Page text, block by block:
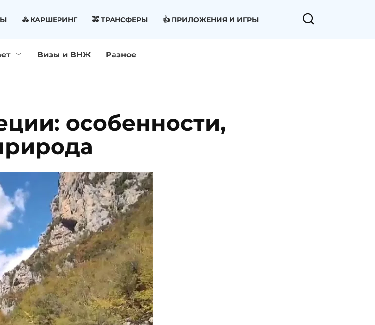
🚓 КАРШЕРИНГ 🚕 ТРАНСФЕРЫ 👍 ПРИЛОЖЕНИЯ И ИГРЫ
Визы и ВНЖ Разное
особенности,